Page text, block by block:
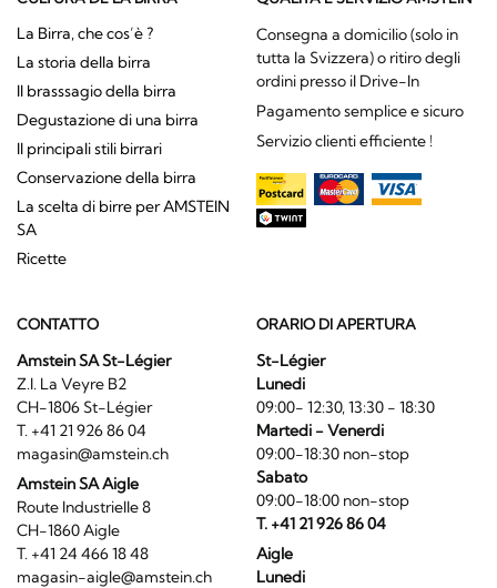
La Birra, che cos’è ?
La storia della birra
Il brasssagio della birra
Degustazione di una birra
Il principali stili birrari
Conservazione della birra
La scelta di birre per AMSTEIN
SA
Ricette
Consegna a domicilio (solo in
tutta la Svizzera) o ritiro degli
ordini presso il Drive-In
Pagamento semplice e sicuro
Servizio clienti efficiente !
CONTATTO
Amstein SA St-Légier
Z.I. La Veyre B2
CH-1806 St-Légier
T. +41 21 926 86 04
magasin@amstein.ch
Amstein SA Aigle
Route Industrielle 8
CH-1860 Aigle
T. +41 24 466 18 48
magasin-aigle@amstein.ch
ORARIO DI APERTURA
St-Légier
Lunedi
09:00- 12:30, 13:30 - 18:30
Martedi - Venerdi
09:00-18:30 non-stop
Sabato
09:00-18:00 non-stop
T. +41 21 926 86 04
Aigle
Lunedi